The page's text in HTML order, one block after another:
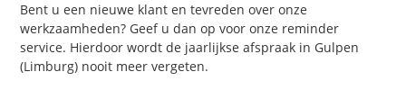
Bent u een nieuwe klant en tevreden over onze
werkzaamheden? Geef u dan op voor onze reminder
service. Hierdoor wordt de jaarlijkse afspraak in Gulpen
(Limburg) nooit meer vergeten.